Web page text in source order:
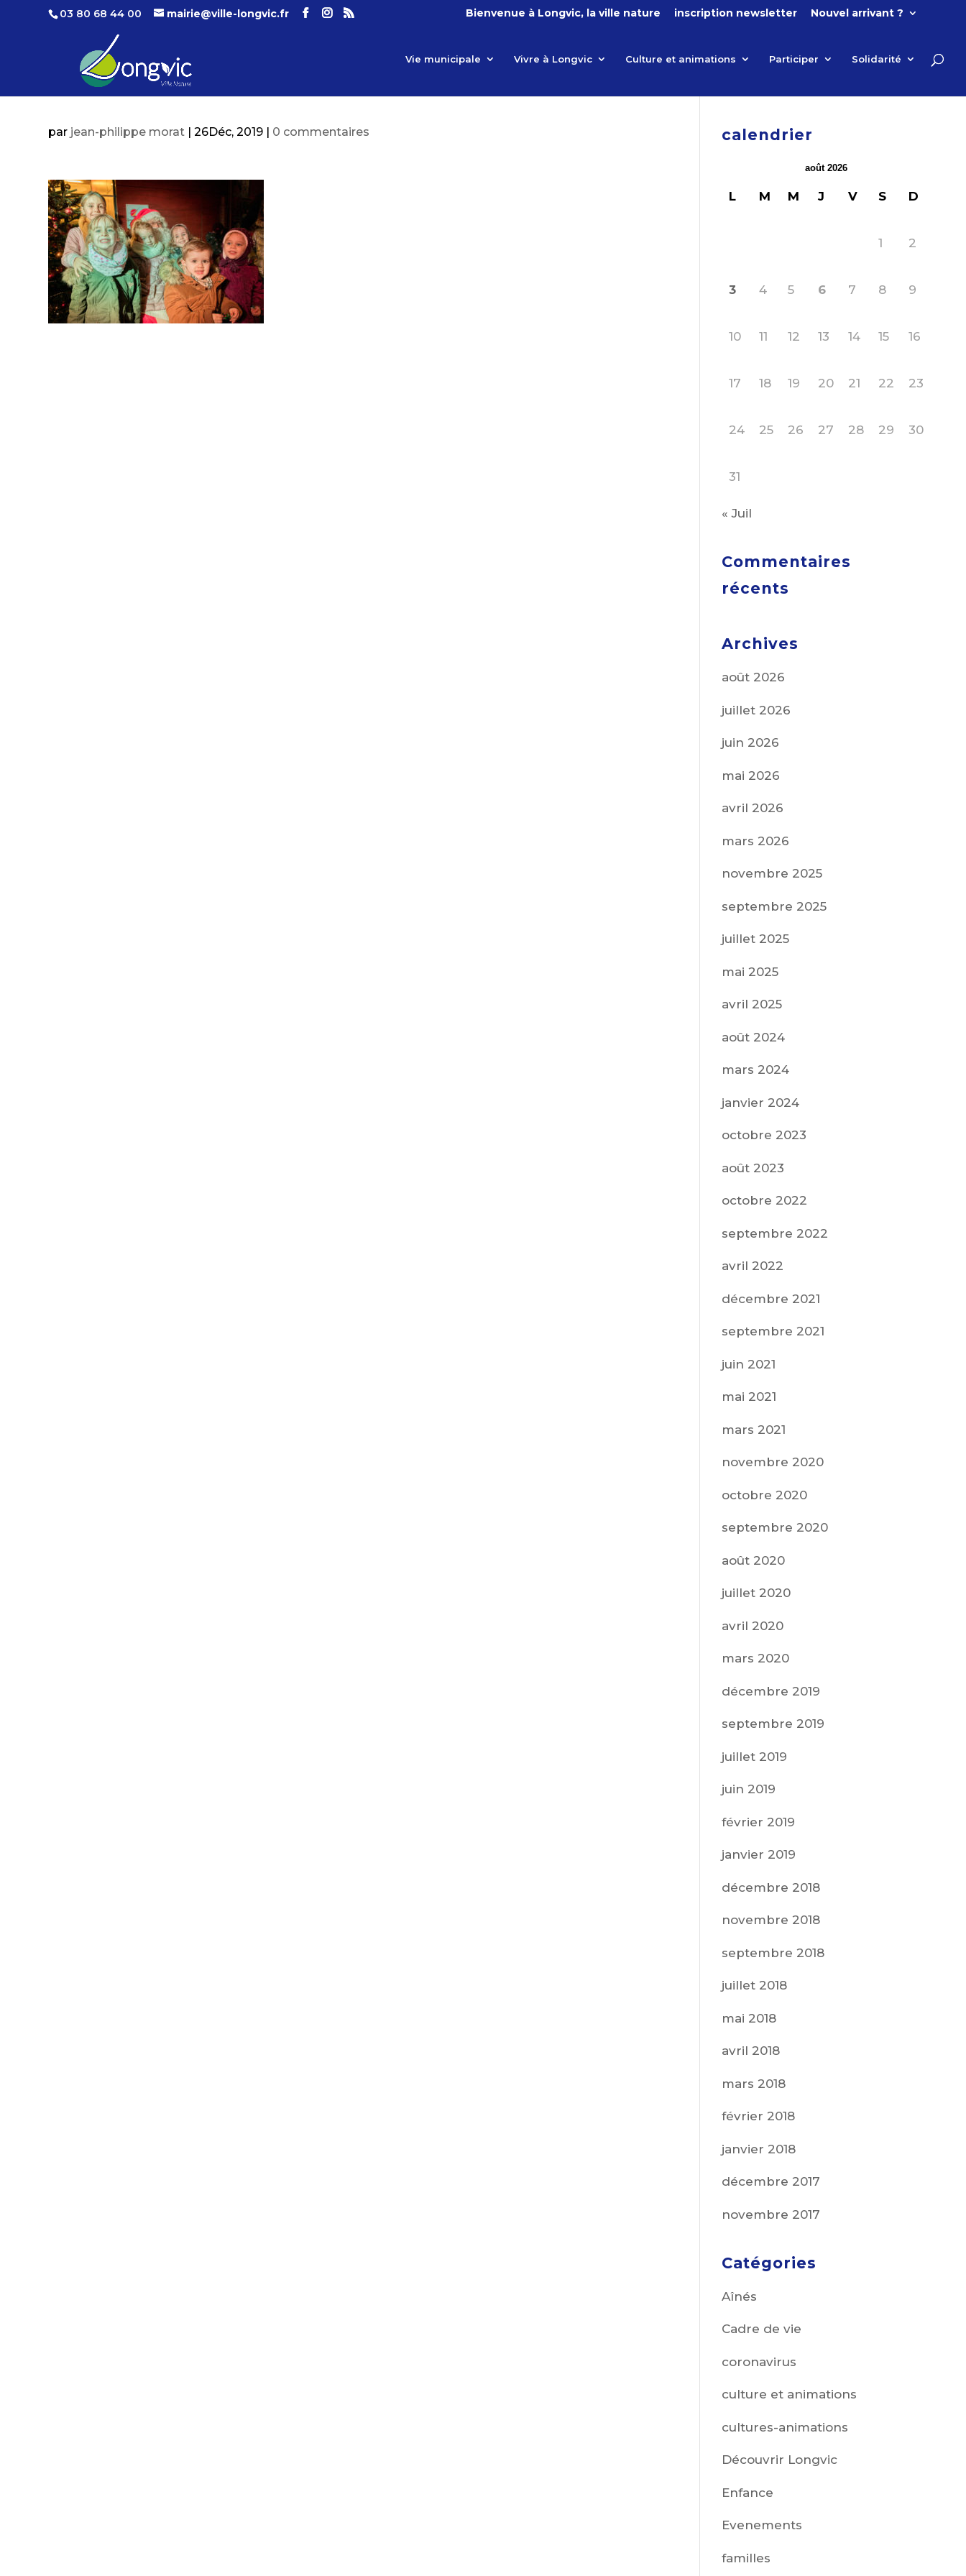
03 80 68 44 00 mairie@ville-longvic.fr Bienvenue à Longvic, la ville nature inscription newsletter Nouvel arrivant ?
Vie municipale Vivre à Longvic Culture et animations Participer Solidarité
par jean-philippe morat |26Déc, 2019 | 0 commentaires calendrier
août 2026
L M M J V S D
1 2
3 4 5 6 7 8 9
10 11 12 13 14 15 16
17 18 19 20 21 22 23
24 25 26 27 28 29 30
31
« Juil
Commentaires
récents
Archives
août 2026
juillet 2026
juin 2026
mai 2026
avril 2026
mars 2026
novembre 2025
septembre 2025
juillet 2025
mai 2025
avril 2025
août 2024
mars 2024
janvier 2024
octobre 2023
août 2023
octobre 2022
septembre 2022
avril 2022
décembre 2021
septembre 2021
juin 2021
mai 2021
mars 2021
novembre 2020
octobre 2020
septembre 2020
août 2020
juillet 2020
avril 2020
mars 2020
décembre 2019
septembre 2019
juillet 2019
juin 2019
février 2019
janvier 2019
décembre 2018
novembre 2018
septembre 2018
juillet 2018
mai 2018
avril 2018
mars 2018
février 2018
janvier 2018
décembre 2017
novembre 2017
Catégories
Aînés
Cadre de vie
coronavirus
culture et animations
cultures-animations
Découvrir Longvic
Enfance
Evenements
familles